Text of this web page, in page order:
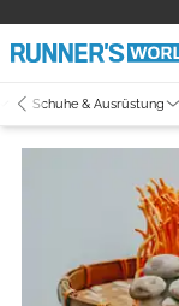
Schuhe & Ausrüstung